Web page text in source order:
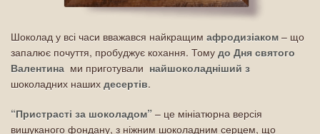
Шоколад у всі часи вважався найкращим афродизіаком – що
запалює почуття, пробуджує кохання. Тому до Дня святого
Валентина ми приготували найшоколадніший з
шоколадних наших десертів.
“Пристрасті за шоколадом” – це мініатюрна версія
вишуканого фондану, з ніжним шоколадним серцем, що